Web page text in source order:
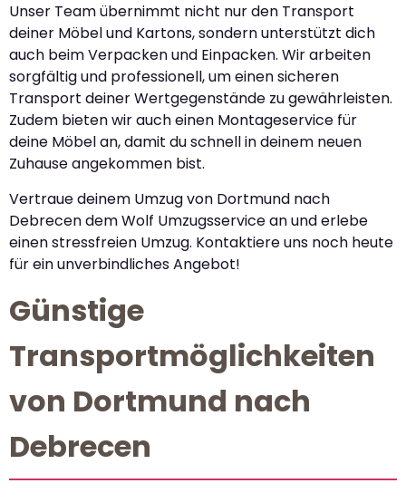
Unser Team übernimmt nicht nur den Transport
deiner Möbel und Kartons, sondern unterstützt dich
auch beim Verpacken und Einpacken. Wir arbeiten
sorgfältig und professionell, um einen sicheren
Transport deiner Wertgegenstände zu gewährleisten.
Zudem bieten wir auch einen Montageservice für
deine Möbel an, damit du schnell in deinem neuen
Zuhause angekommen bist.
Vertraue deinem Umzug von Dortmund nach
Debrecen dem Wolf Umzugsservice an und erlebe
einen stressfreien Umzug. Kontaktiere uns noch heute
für ein unverbindliches Angebot!
Günstige
Transportmöglichkeiten
von Dortmund nach
Debrecen